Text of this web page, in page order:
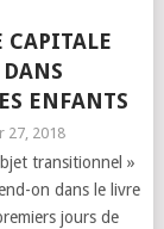
CAPITALE
ENFANTS
27, 2018
transitionnel »
on dans le livre
jours de